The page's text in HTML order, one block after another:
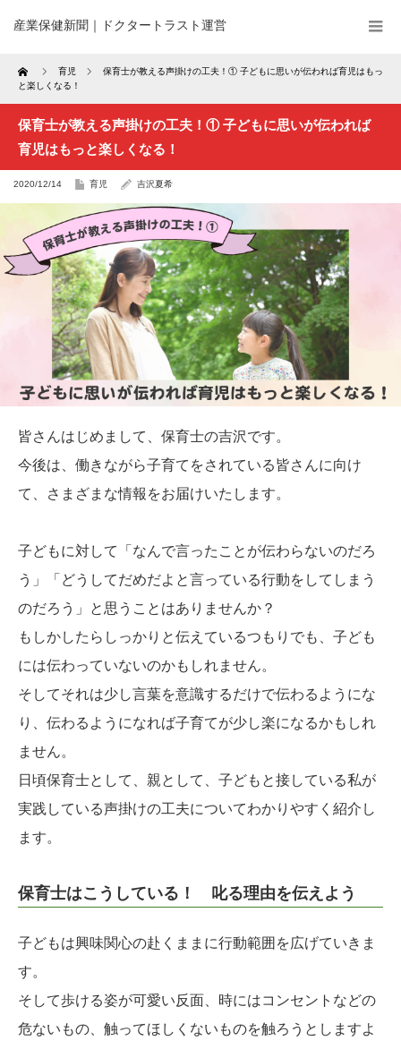
産業保健新聞｜ドクタートラスト運営
Home 育児
保育士が教える声掛けの工夫！① 子どもに思いが伝われば育児はもっ
と楽しくなる！
保育士が教える声掛けの工夫！① 子どもに思いが伝われば
育児はもっと楽しくなる！
2020/12/14 育児 吉沢夏希
皆さんはじめまして、保育士の吉沢です。
今後は、働きながら子育てをされている皆さんに向け
て、さまざまな情報をお届けいたします。
子どもに対して「なんで言ったことが伝わらないのだろ
う」「どうしてだめだよと言っている行動をしてしまう
のだろう」と思うことはありませんか？
もしかしたらしっかりと伝えているつもりでも、子ども
には伝わっていないのかもしれません。
そしてそれは少し言葉を意識するだけで伝わるようにな
り、伝わるようになれば子育てが少し楽になるかもしれ
ません。
日頃保育士として、親として、子どもと接している私が
実践している声掛けの工夫についてわかりやすく紹介し
ます。
保育士はこうしている！ 叱る理由を伝えよう
子どもは興味関心の赴くままに行動範囲を広げていきま
す。
そして歩ける姿が可愛い反面、時にはコンセントなどの
危ないもの、触ってほしくないものを触ろうとしますよ